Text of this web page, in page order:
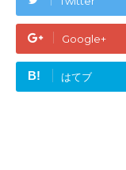
Google+
B! はてブ